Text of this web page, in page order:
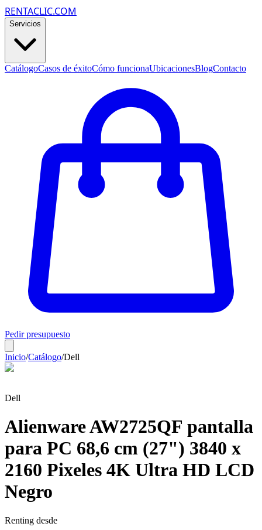
RENTACLIC.COM
Servicios
CatálogoCasos de éxitoCómo funcionaUbicacionesBlogContacto
Pedir presupuesto
Inicio/Catálogo/Dell
Dell
Alienware AW2725QF pantalla
para PC 68,6 cm (27") 3840 x
2160 Pixeles 4K Ultra HD LCD
Negro
Renting desde